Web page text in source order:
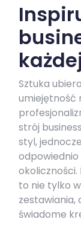
Sztuka
umiejętność
strój
styl,
okoliczności.
to nie tylko
zestawiania,
świadome